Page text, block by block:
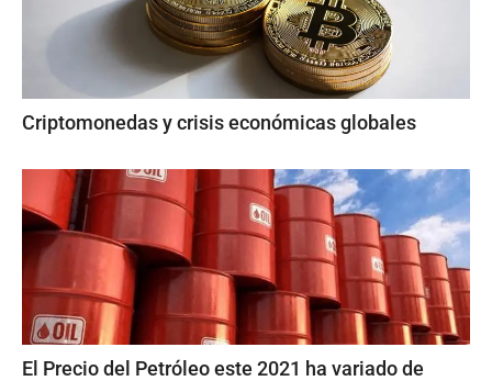
Criptomonedas y crisis económicas globales
El Precio del Petróleo este 2021 ha variado de